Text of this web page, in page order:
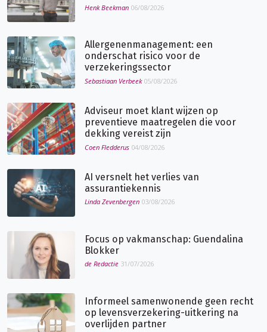
Henk Beekman 06/08/2026
Allergenenmanagement: een
onderschat risico voor de
verzekeringssector
Sebastiaan Verbeek 05/08/2026
Adviseur moet klant wijzen op
preventieve maatregelen die voor
dekking vereist zijn
Coen Fledderus 04/08/2026
AI versnelt het verlies van
assurantiekennis
Linda Zevenbergen 03/08/2026
Focus op vakmanschap: Guendalina
Blokker
de Redactie 31/07/2026
Informeel samenwonende geen recht
op levensverzekering-uitkering na
overlijden partner